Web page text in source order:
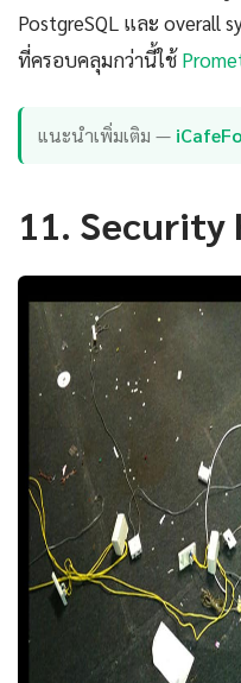
PostgreSQL และ overall
ที่ครอบคลุมกว่านี้ใช้
แนะนำเพิ่มเติม —
11. Security